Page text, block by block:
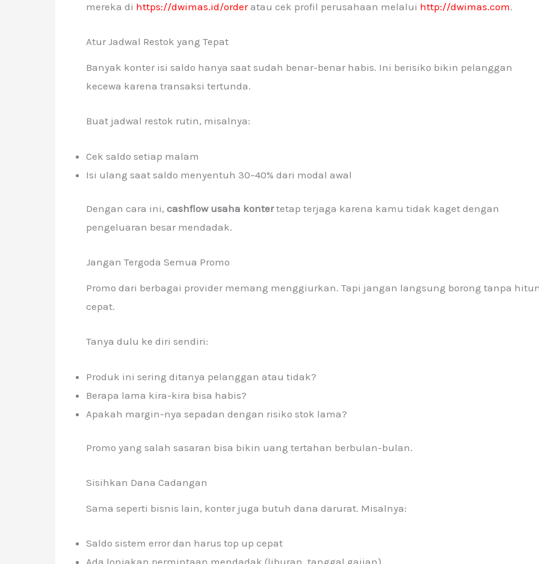
mereka di https://dwimas.id/orderatau cek profil perusahaan melalui http://dwimas.com.
Atur Jadwal Restok yang Tepat
Banyak konter isi saldo hanya saat sudah benar-benar habis. Ini berisiko bikin pelanggan
kecewa karena transaksi tertunda.
Buat jadwal restok rutin, misalnya:
Cek saldo setiap malam
Isi ulang saat saldo menyentuh 30–40% dari modal awal
Dengan cara ini, cashflow usaha kontertetap terjaga karena kamu tidak kaget dengan
pengeluaran besar mendadak.
Jangan Tergoda Semua Promo
Promo dari berbagai provider memang menggiurkan. Tapi jangan langsung borong tanpa
cepat.
Tanya dulu ke diri sendiri:
Produk ini sering ditanya pelanggan atau tidak?
Berapa lama kira-kira bisa habis?
Apakah margin-nya sepadan dengan risiko stok lama?
Promo yang salah sasaran bisa bikin uang tertahan berbulan-bulan.
Sisihkan Dana Cadangan
Sama seperti bisnis lain, konter juga butuh dana darurat. Misalnya:
Saldo sistem error dan harus top up cepat